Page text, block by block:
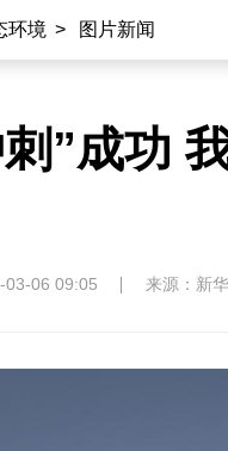
环境 > 图片新闻
”成功
03-06 09:05 来源：新